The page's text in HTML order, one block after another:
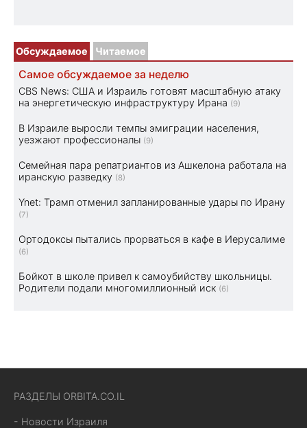
Обсуждаемое Читаемое
Самое обсуждаемое за неделю
CBS News: США и Израиль готовят масштабную атаку
на энергетическую инфраструктуру Ирана (9)
В Израиле выросли темпы эмиграции населения,
уезжают профессионалы (9)
Семейная пара репатриантов из Ашкелона работала на
иранскую разведку (8)
Ynet: Трамп отменил запланированные удары по Ирану
(7)
Ортодоксы пытались прорваться в кафе в Иерусалиме
(6)
Бойкот в школе привел к самоубийству школьницы.
Родители подали многомиллионный иск (6)
РАЗДЕЛЫ ORBITA.CO.IL
- Новости Израиля